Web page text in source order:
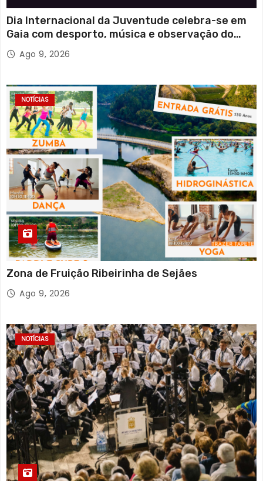
Dia Internacional da Juventude celebra-se em
Gaia com desporto, música e observação do
eclipse solar
Ago 9, 2026
NOTÍCIAS
Zona de Fruição Ribeirinha de Sejães
Ago 9, 2026
NOTÍCIAS